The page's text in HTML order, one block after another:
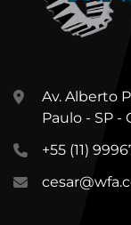
Av. Alberto
Paulo - SP -
+55 (11)